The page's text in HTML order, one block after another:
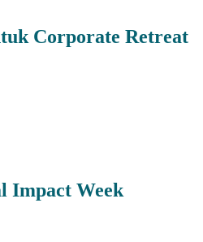
Corporate Retreat
Impact Week